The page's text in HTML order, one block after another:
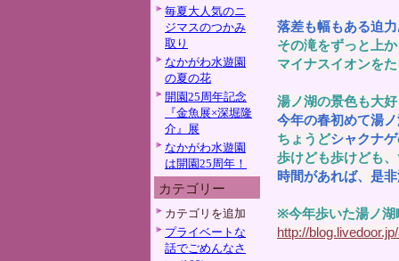
毎夏大人気のニ
ジマスのつかみ
取り
なかがわ水遊園
の夏の花
開園25周年記念
『金魚展×深堀隆
介』展
なかがわ水遊園
は開園25周年！
カテゴリー
カテゴリを追加
プライベートな
話でごめんなさ
落差も幅もある迫
その滝をずっと上
マイナスイオンを
湯ノ湖の景色も大
今年の春初めて湯
ちょうどシャクナゲ
歩けども歩けども
時間があれば、是
※今年歩いた湯ノ湖
http://